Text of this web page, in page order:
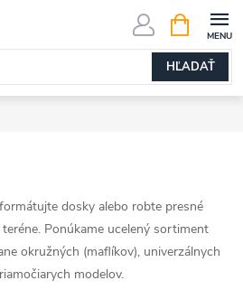
HĽADAŤ
KOŠÍK
dosky alebo robte presné
Ponúkame ucelený sortiment
okružných (maflíkov), univerzálnych
modelov.